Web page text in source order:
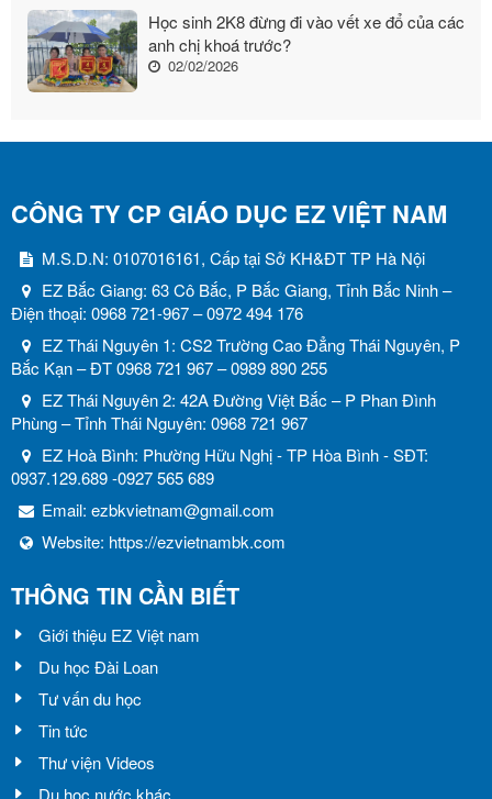
Học sinh 2K8 đừng đi vào vết xe đổ của các
anh chị khoá trước?
02/02/2026
CÔNG TY CP GIÁO DỤC EZ VIỆT NAM
M.S.D.N: 0107016161, Cấp tại Sở KH&ĐT TP Hà Nội
EZ Bắc Giang: 63 Cô Bắc, P Bắc Giang, Tỉnh Bắc Ninh –
Điện thoại: 0968 721-967 – 0972 494 176
EZ Thái Nguyên 1: CS2 Trường Cao Đẳng Thái Nguyên, P
Bắc Kạn – ĐT 0968 721 967 – 0989 890 255
EZ Thái Nguyên 2: 42A Đường Việt Bắc – P Phan Đình
Phùng – Tỉnh Thái Nguyên: 0968 721 967
EZ Hoà Bình: Phường Hữu Nghị - TP Hòa Bình - SĐT:
0937.129.689 -0927 565 689
Email: ezbkvietnam@gmail.com
Website: https://ezvietnambk.com
THÔNG TIN CẦN BIẾT
Giới thiệu EZ Việt nam
Du học Đài Loan
Tư vấn du học
Tin tức
Thư viện Videos
Du học nước khác